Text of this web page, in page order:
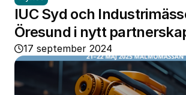
IUC Syd och
Öresund i nytt
17 september 2024